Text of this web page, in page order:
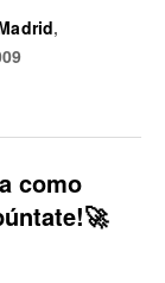
y dos días
,
como